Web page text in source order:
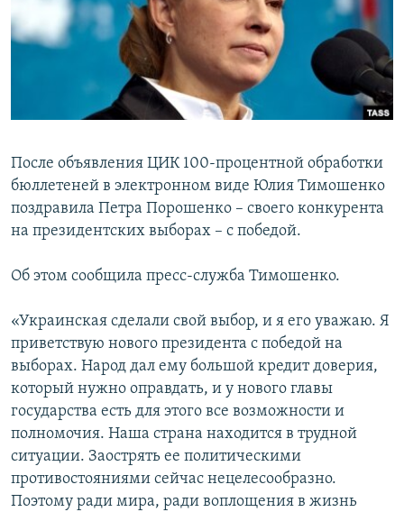
ПОБЕДИТЕЛЕЙ НЕ СУДЯТ?
КРЫМ.НЕПОКОРЕННЫЙ
УКРАИНСКАЯ ПРОБЛЕМА КРЫМА
ПРИСОЕДИНЯЙТЕСЬ!
После объявления ЦИК 100-процентной обработки
бюллетеней в электронном виде Юлия Тимошенко
поздравила Петра Порошенко – своего конкурента
на президентских выборах – с победой.
Об этом сообщила пресс-служба Тимошенко.
«Украинская сделали свой выбор, и я его уважаю. Я
приветствую нового президента с победой на
выборах. Народ дал ему большой кредит доверия,
который нужно оправдать, и у нового главы
государства есть для этого все возможности и
полномочия. Наша страна находится в трудной
ситуации. Заострять ее политическими
противостояниями сейчас нецелесообразно.
Поэтому ради мира, ради воплощения в жизнь